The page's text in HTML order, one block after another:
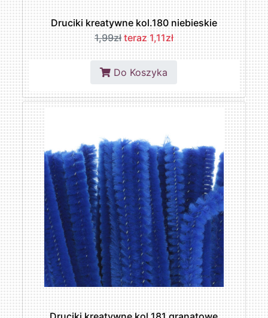
Druciki kreatywne kol.180 niebieskie
1,99zł teraz 1,11zł
Do Koszyka